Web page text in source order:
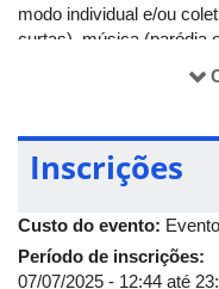
modo individual e/ou
curtas), música (paródia
As incrições são
acordo com o
guia
Os trabalhos serão
auditório 1, do campus
conforme o número de
As produções serão
Inscrições
Custo do evento:
Período de inscrições:
07/07/2025 - 12:44 até